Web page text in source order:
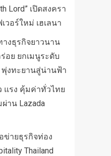
Lord” เปิดสงครา
วอร์ใหม่ เฮเลนา
างธุรกิจยาวนาน
อย ยกเมนูระดับ
พุ่งทะยานสู่น่านฟ้า
แรง คุ้มค่าทั่วไทย
าน Lazada
ข่ายธุรกิจท่อง
Thailand